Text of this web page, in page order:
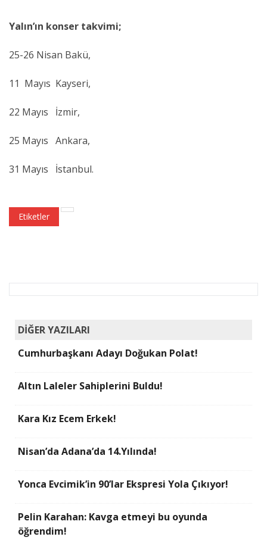
Yalın’ın konser takvimi;
25-26 Nisan Bakü,
11 Mayıs Kayseri,
22 Mayıs İzmir,
25 Mayıs Ankara,
31 Mayıs İstanbul.
Etiketler
DİĞER YAZILARI
Cumhurbaşkanı Adayı Doğukan Polat!
Altın Laleler Sahiplerini Buldu!
Kara Kız Ecem Erkek!
Nisan’da Adana’da 14.Yılında!
Yonca Evcimik’in 90’lar Ekspresi Yola Çıkıyor!
Pelin Karahan: Kavga etmeyi bu oyunda
öğrendim!